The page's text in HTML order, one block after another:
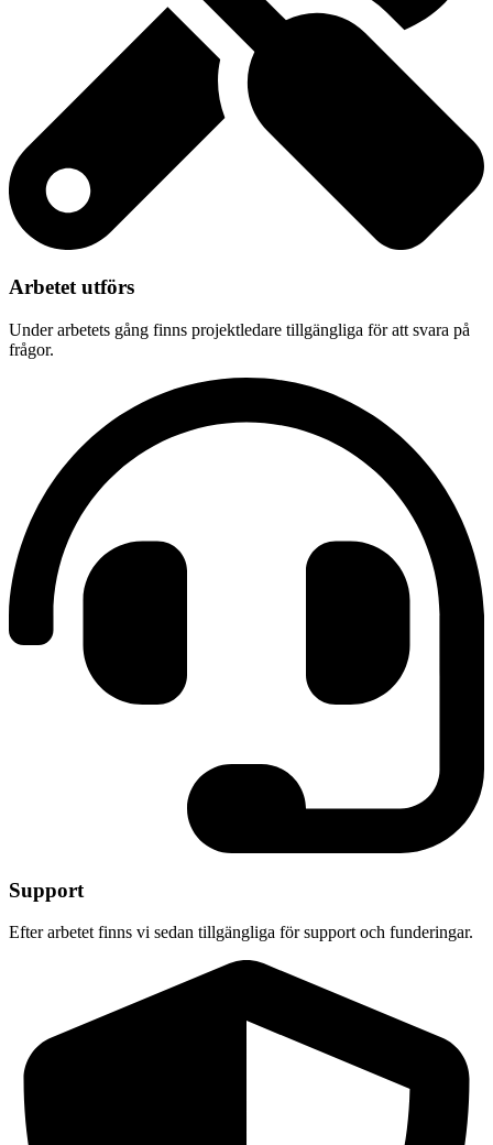
Arbetet utförs
Under arbetets gång finns projektledare tillgängliga för att svara på
frågor.
Support
Efter arbetet finns vi sedan tillgängliga för support och funderingar.